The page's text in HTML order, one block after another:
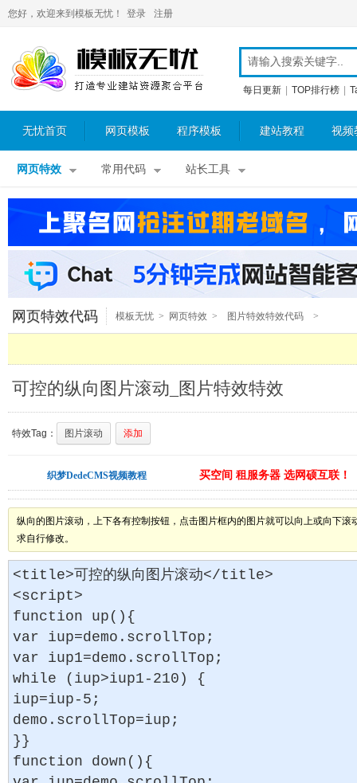
您好，欢迎来到模板无忧！ 登录 注册
每日更新 TOP排行榜
无忧首页 网页模板 程序模板 建站教程 视频
网页特效 常用代码 站长工具
网页特效代码 模板无忧 > 网页特效 > 图片特效特效代码 >
可控的纵向图片滚动_图片特效特效
特效Tag： 图片滚动 添加
织梦DedeCMS视频教程 买空间 租服务器 选网硕互联！
纵向的图片滚动，上下各有控制按钮，点击图片框内的图片就可以向上或向下
求自行修改。